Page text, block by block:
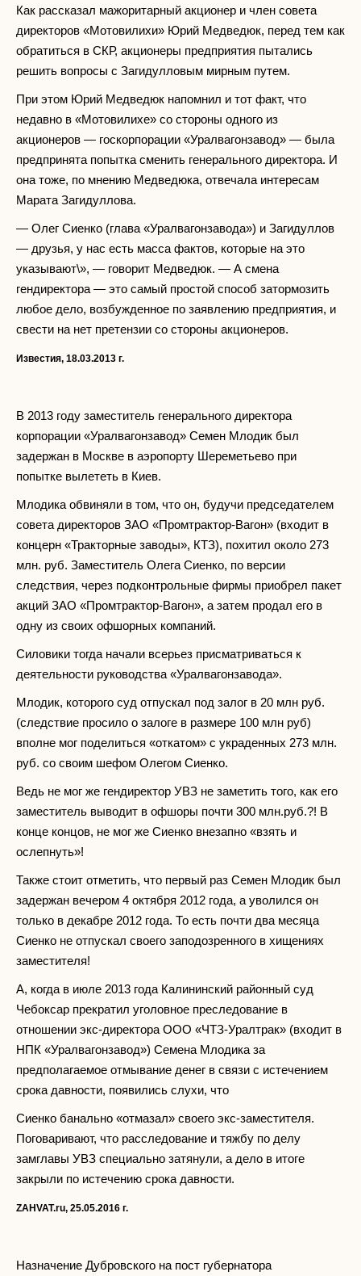
Как рассказал мажоритарный акционер и член совета
директоров «Мотовилихи» Юрий Медведюк, перед тем как
обратиться в СКР, акционеры предприятия пытались
решить вопросы с Загидулловым мирным путем.
При этом Юрий Медведюк напомнил и тот факт, что
недавно в «Мотовилихе» со стороны одного из
акционеров — госкорпорации «Уралвагонзавод» — была
предпринята попытка сменить генерального директора. И
она тоже, по мнению Медведюка, отвечала интересам
Марата Загидуллова.
— Олег Сиенко (глава «Уралвагонзавода») и Загидуллов
— друзья, у нас есть масса фактов, которые на это
указывают\», — говорит Медведюк. — А смена
гендиректора — это самый простой способ затормозить
любое дело, возбужденное по заявлению предприятия, и
свести на нет претензии со стороны акционеров.
Известия, 18.03.2013 г.
В 2013 году заместитель генерального директора
корпорации «Уралвагонзавод» Семен Млодик был
задержан в Москве в аэропорту Шереметьево при
попытке вылететь в Киев.
Млодика обвиняли в том, что он, будучи председателем
совета директоров ЗАО «Промтрактор-Вагон» (входит в
концерн «Тракторные заводы», КТЗ), похитил около 273
млн. руб. Заместитель Олега Сиенко, по версии
следствия, через подконтрольные фирмы приобрел пакет
акций ЗАО «Промтрактор-Вагон», а затем продал его в
одну из своих офшорных компаний.
Силовики тогда начали всерьез присматриваться к
деятельности руководства «Уралвагонзавода».
Млодик, которого суд отпускал под залог в 20 млн руб.
(следствие просило о залоге в размере 100 млн руб)
вполне мог поделиться «откатом» с украденных 273 млн.
руб. со своим шефом Олегом Сиенко.
Ведь не мог же гендиректор УВЗ не заметить того, как его
заместитель выводит в офшоры почти 300 млн.руб.?! В
конце концов, не мог же Сиенко внезапно «взять и
ослепнуть»!
Также стоит отметить, что первый раз Семен Млодик был
задержан вечером 4 октября 2012 года, а уволился он
только в декабре 2012 года. То есть почти два месяца
Сиенко не отпускал своего заподозренного в хищениях
заместителя!
А, когда в июле 2013 года Калининский районный суд
Чебоксар прекратил уголовное преследование в
отношении экс-директора ООО «ЧТЗ-Уралтрак» (входит в
НПК «Уралвагонзавод») Семена Млодика за
предполагаемое отмывание денег в связи с истечением
срока давности, появились слухи, что
Сиенко банально «отмазал» своего экс-заместителя.
Поговаривают, что расследование и тяжбу по делу
замглавы УВЗ специально затянули, а дело в итоге
закрыли по истечению срока давности.
ZAHVAT.ru, 25.05.2016 г.
Назначение Дубровского на пост губернатора